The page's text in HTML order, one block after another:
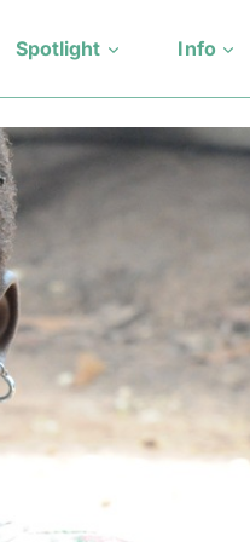
Spotlight Info